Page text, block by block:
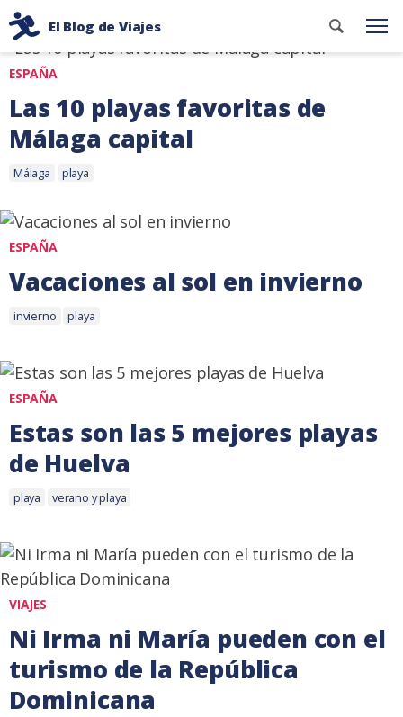
contenido
El Blog de Viajes
Consejos
de
viaje
de
dos
mochileros
Buscar
Etiqueta: playa
ESPAÑA
Las 10 playas favoritas de
Málaga capital
21
2022
Etiquetas:
Málaga playa
ESPAÑA
Vacaciones al sol en invierno
22
2018
Etiquetas:
invierno playa
ESPAÑA
Estas son las 5 mejores playas
de Huelva
22
2018
Etiquetas:
playa verano y playa
VIAJES
Ni Irma ni María pueden con el
turismo de la República
Dominicana